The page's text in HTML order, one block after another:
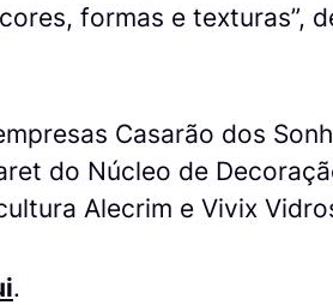
formas e texturas”,
Casarão dos
do Núcleo de
Alecrim e Vivix
.